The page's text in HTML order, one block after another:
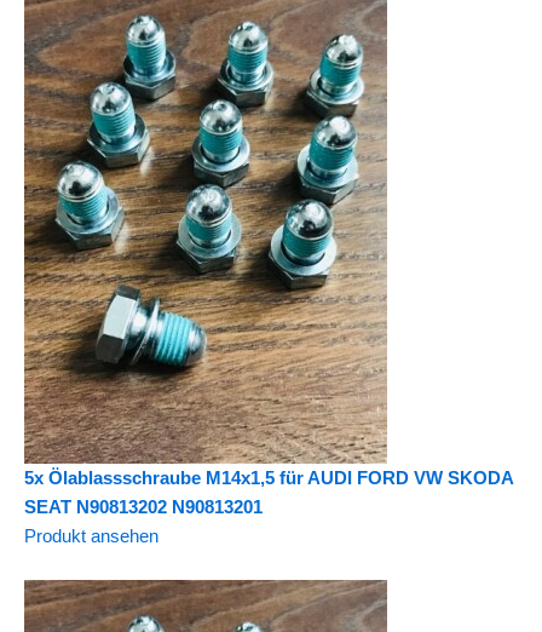
5x Ölablassschraube M14x1,5 für AUDI FORD VW SKODA
SEAT N90813202 N90813201
Produkt ansehen